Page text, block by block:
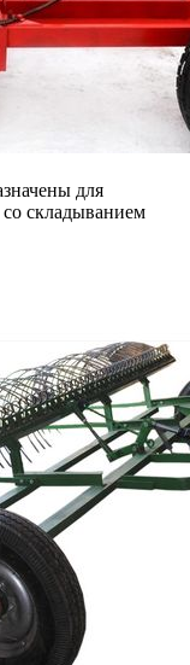
для
складыванием